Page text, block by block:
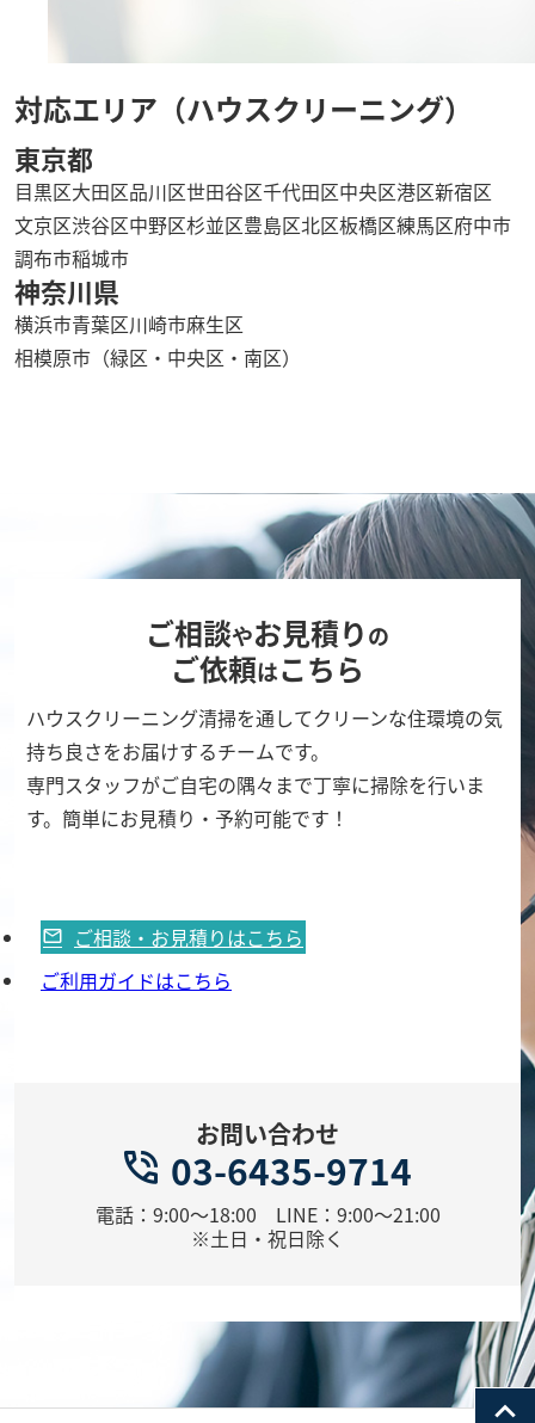
対応エリア（ハウスクリーニング）
東京都
目黒区大田区品川区世田谷区千代田区中央区港区新宿区
文京区渋谷区中野区杉並区豊島区北区板橋区練馬区府中市
調布市稲城市
神奈川県
横浜市青葉区川崎市麻生区
相模原市（緑区・中央区・南区）
ご相談やお見積りの
ご依頼はこちら
ハウスクリーニング清掃を通してクリーンな住環境の気
持ち良さをお届けするチームです。
専門スタッフがご自宅の隅々まで丁寧に掃除を行いま
す。簡単にお見積り・予約可能です！
ご相談・お見積りはこちら
ご利用ガイドはこちら
お問い合わせ
03-6435-9714
電話：9:00～18:00 LINE：9:00～21:00
※土日・祝日除く